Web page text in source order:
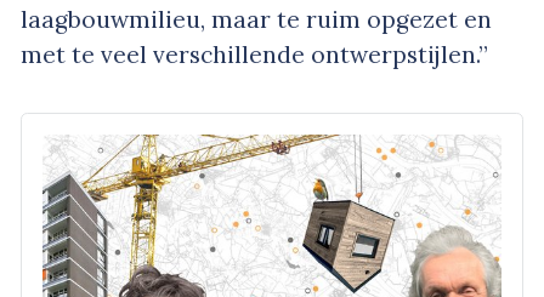
laagbouwmilieu, maar te ruim opgezet en
met te veel verschillende ontwerpstijlen.”